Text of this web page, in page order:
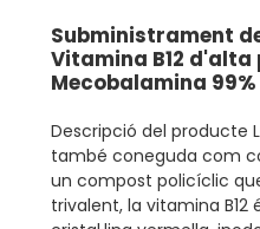
Subministrament
Vitamina B12 d'alta
Mecobalamina 99%
Descripció del producte
també coneguda com
un compost policíclic
trivalent, la vitamina B12